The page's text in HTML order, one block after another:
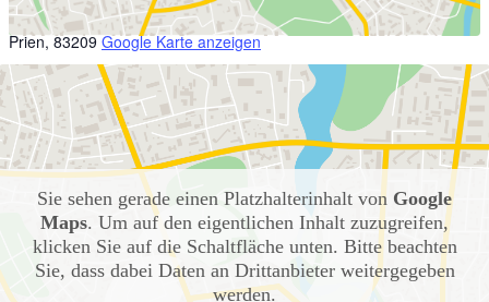
Ernsdorfer Str. 2
Prien, 83209 Google Karte anzeigen
Sie sehen gerade einen Platzhalterinhalt von Google
Maps. Um auf den eigentlichen Inhalt zuzugreifen,
klicken Sie auf die Schaltfläche unten. Bitte beachten
Sie, dass dabei Daten an Drittanbieter weitergegeben
werden.